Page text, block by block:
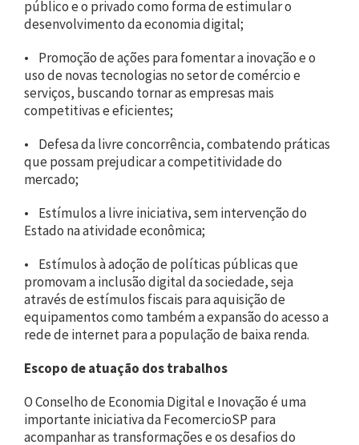
público e o privado como forma de estimular o
desenvolvimento da economia digital;
• Promoção de ações para fomentar a inovação e o
uso de novas tecnologias no setor de comércio e
serviços, buscando tornar as empresas mais
competitivas e eficientes;
• Defesa da livre concorrência, combatendo práticas
que possam prejudicar a competitividade do
mercado;
• Estímulos a livre iniciativa, sem intervenção do
Estado na atividade econômica;
• Estímulos à adoção de políticas públicas que
promovam a inclusão digital da sociedade, seja
através de estímulos fiscais para aquisição de
equipamentos como também a expansão do acesso a
rede de internet para a população de baixa renda.
Escopo de atuação dos trabalhos
O Conselho de Economia Digital e Inovação é uma
importante iniciativa da FecomercioSP para
acompanhar as transformações e os desafios do